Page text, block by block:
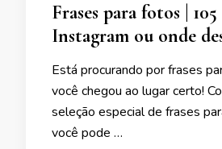
Frases para fotos |
Instagram ou onde
Está procurando por frases
você chegou ao lugar certo!
seleção especial de frases
você pode …